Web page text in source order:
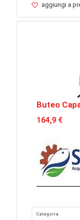
aggiungi a
Buteo
164,9 €
Categoria